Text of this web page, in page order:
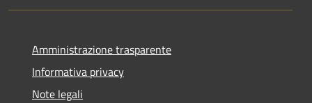
Amministrazione trasparente
Informativa privacy
Note legali